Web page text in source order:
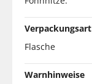
Verpackungsart
Flasche
Warnhinweise